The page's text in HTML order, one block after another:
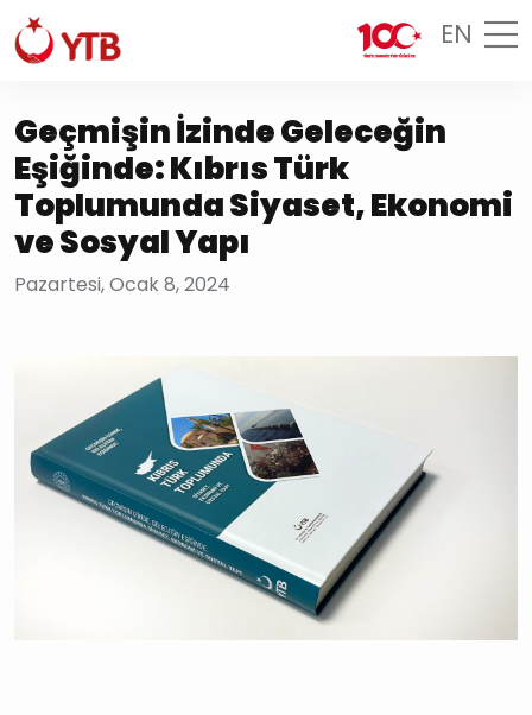
EN
Geçmişin İzinde Geleceğin
Eşiğinde: Kıbrıs Türk
Toplumunda Siyaset, Ekonomi
ve Sosyal Yapı
Pazartesi, Ocak 8, 2024